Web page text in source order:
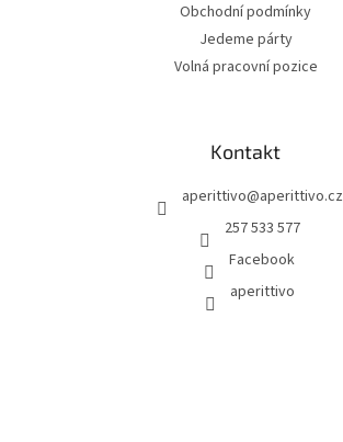
Obchodní podmínky
Jedeme párty
Volná pracovní pozice
Kontakt
aperittivo@aperittivo.cz
257 533 577
Facebook
aperittivo